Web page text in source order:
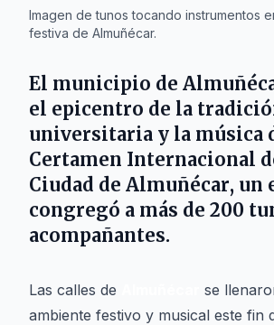
Imagen de tunos tocando instrumentos
festiva de Almuñécar.
El municipio de
el epicentro de la
universitaria y la música
Certamen Internacional
Ciudad de Almuñécar, un
congregó a más de 200
acompañantes.
Las calles de
se
ambiente festivo y musical este fin